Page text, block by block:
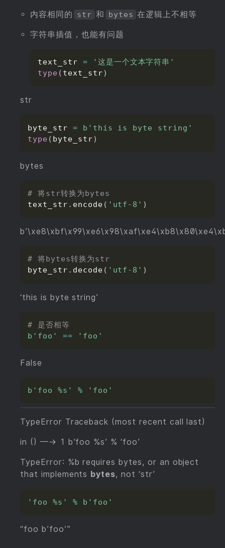
内容相同的 str 和 bytes 在逻辑上不相等
字符串插值，也能有问题
text_str =
'这是一个文本字符串'
type ( text_str)
str
byte_str =
b'this is byte string'
type ( byte_str)
bytes
# 将str转换为bytes
text_str . encode ( 'utf-8' )
# 将bytes转换为str
byte_str . decode ( 'utf-8' )
‘this is byte string’
# 是否相等
b'foo'
== 'foo'
False
b'foo %s' % 'foo'
TypeError Traceback (most recent call last)
in () —-> 1 b’foo %s’ % ‘foo’
TypeError: %b requires bytes, or an object
that implements bytes, not ‘str’
'foo %s' % b'foo'
“foo b’foo’”